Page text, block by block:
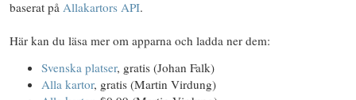
baserat på Allakartors API.
Här kan du läsa mer om apparna och ladda ner dem:
Svenska platser, gratis (Johan Falk)
Alla kartor, gratis (Martin Virdung)